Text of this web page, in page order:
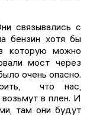
связывались с
бензин хотя бы
которую можно
мост через
очень опасно.
что нас,
возьмут в плен. И
там они будут